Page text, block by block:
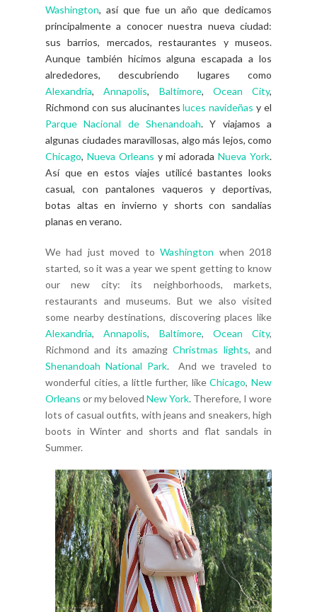
Washington, así que fue un año que dedicamos
principalmente a conocer nuestra nueva ciudad:
sus barrios, mercados, restaurantes y museos.
Aunque también hicimos alguna escapada a los
alrededores, descubriendo lugares como
Alexandria,Annapolis, Baltimore, Ocean City,
Richmond con sus alucinantesluces navideñas y el
Parque Nacional de Shenandoah. Y viajamos a
algunas ciudades maravillosas, algo más lejos, como
Chicago, Nueva Orleans y mi adoradaNueva York.
Así que en estos viajes utilicé bastantes looks
casual, con pantalones vaqueros y deportivas,
botas altas en invierno y shorts con sandalias
planas en verano.
We had just moved toWashington when 2018
started, so it was a year we spent getting to know
our new city: its neighborhoods, markets,
restaurants and museums. But we also visited
some nearby destinations, discovering places like
Alexandria,Annapolis, Baltimore, Ocean City,
Richmond and its amazingChristmas lights, and
Shenandoah National Park. And we traveled to
wonderful cities, a little further, likeChicago,New
Orleans or my beloved New York. Therefore, I wore
lots of casual outfits, with jeans and sneakers, high
boots in Winter and shorts and flat sandals in
Summer.